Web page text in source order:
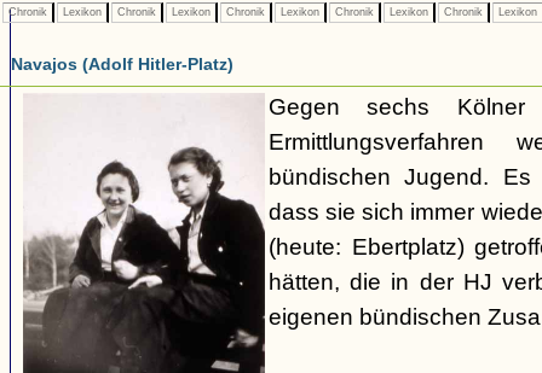
Chronik Lexikon Chronik Lexikon Chronik Lexikon Chronik Lexikon Chronik Lexikon
Navajos (Adolf Hitler-Platz)
Gegen sechs
Ermittlungsverfahren
bündischen Jugend.
dass sie sich immer
(heute: Ebertplatz)
hätten, die in der HJ
eigenen bündischen